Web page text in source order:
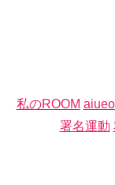
私のROOM
署名運動